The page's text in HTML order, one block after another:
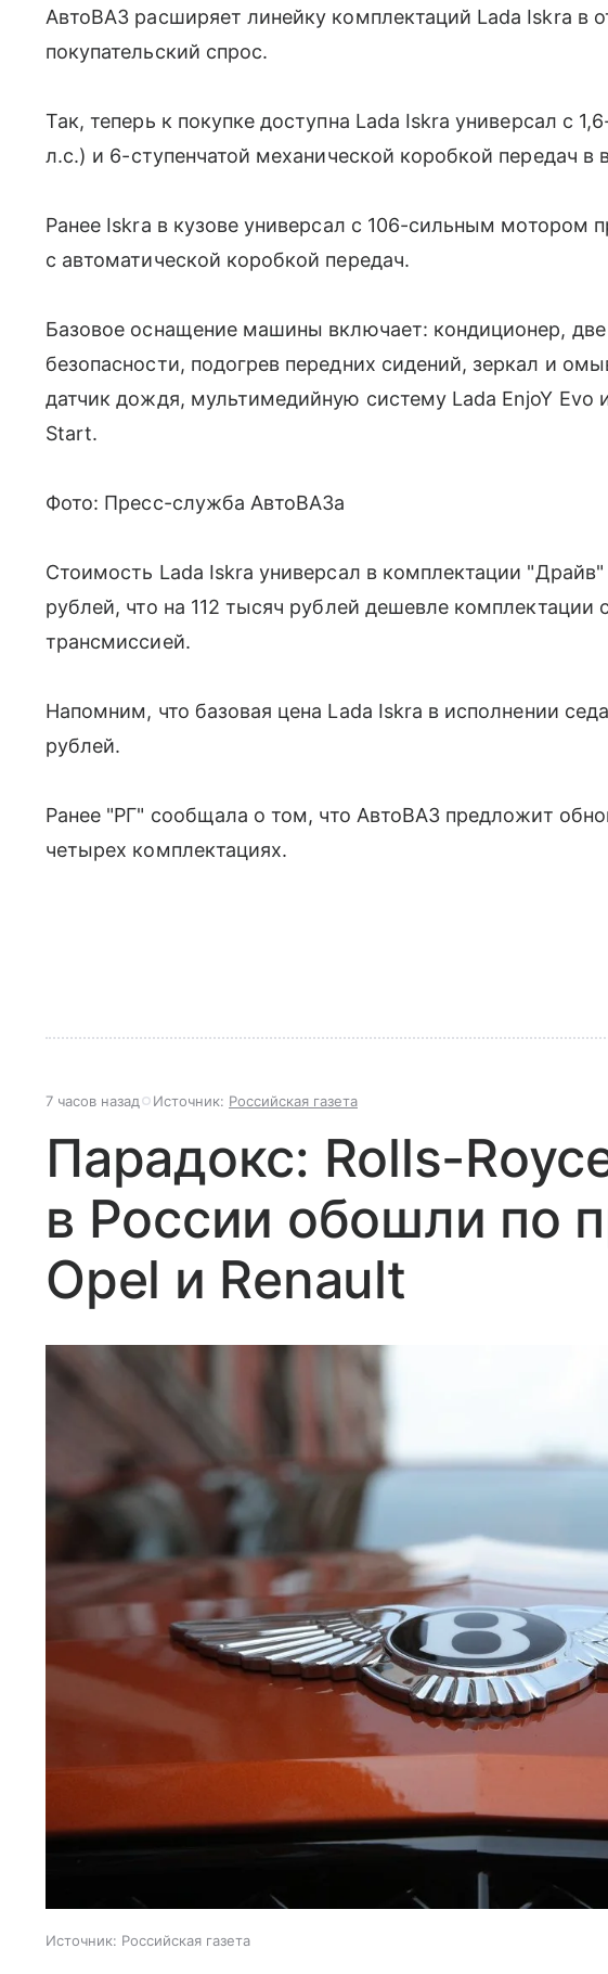
АвтоВАЗ расширяет линейку комплектаций Lada Iskra в
покупательский спрос.
Так, теперь к покупке доступна Lada Iskra универсал с
л.с.) и 6-ступенчатой механической коробкой передач в
Ранее Iskra в кузове универсал с 106-сильным мотором
с автоматической коробкой передач.
Базовое оснащение машины включает: кондиционер,
безопасности, подогрев передних сидений, зеркал и
датчик дождя, мультимедийную систему Lada EnjoY Evo
Start.
Фото: Пресс-служба АвтоВАЗа
Стоимость Lada Iskra универсал в комплектации "Драйв"
рублей, что на 112 тысяч рублей дешевле комплектации
трансмиссией.
Напомним, что базовая цена Lada Iskra в исполнении
рублей.
Ранее "РГ" сообщала о том, что АвтоВАЗ предложит
четырех комплектациях.
7 часов назад Источник: Российская газета
Парадокс: Rolls-
в России обошли по
Opel и Renault
Источник: Российская газета